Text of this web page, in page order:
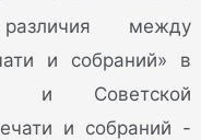
между
и собраний» в
и Советской
и собраний -